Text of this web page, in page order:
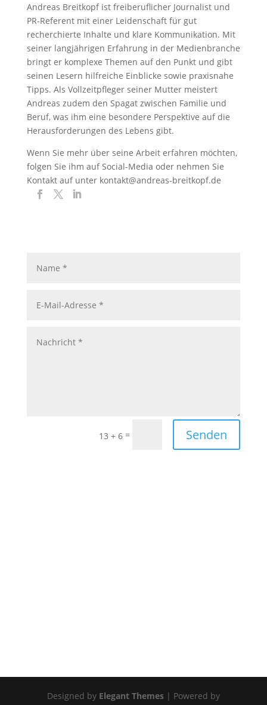
Andreas Breitkopf ist freiberuflicher Journalist und
PR-Referent mit einer Leidenschaft für gut
recherchierte Inhalte und klare Kommunikation. Mit
seiner langjährigen Erfahrung in der Medienbranche
bringt er komplexe Themen auf den Punkt und gibt
seinen Lesern hilfreiche Einblicke sowie praxisnahe
Tipps. Als Vollzeitpfleger seiner Mutter meistert
Andreas zudem den Spagat zwischen Familie und
Beruf, was ihm eine besondere Perspektive auf die
Herausforderungen des Lebens gibt.
Wenn Sie mehr über seine Arbeit erfahren möchten,
folgen Sie ihm auf Social-Media oder nehmen Sie
Kontakt auf unter kontakt@andreas-breitkopf.de
13 + 6 = Senden
Designed by Elegant Themes| Powered by